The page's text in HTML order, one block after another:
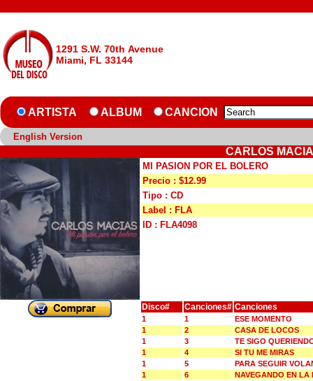
1291 S.W. 70th Avenue
Miami, FL 33144
ARTISTA ALBUM CANCION
English Version
CARLOS
MI PASION POR EL BOLERO
Precio : $12.99
Tipo : CD
Label : FLA
ID : FLA4098
Disco# Canciones# Canciones
1 1
ESE MOMENTO
1
2
CASA DE LOCOS
1
3
TE SIGO
1
4
SI TU ME MIRAS
1
5
PARA SEGUIR
1
6
NAVEGANDO EN LA